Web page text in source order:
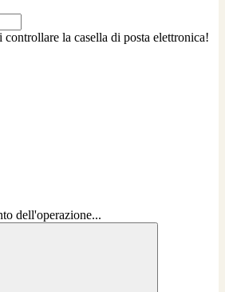
la casella di posta elettronica!
dell'operazione...